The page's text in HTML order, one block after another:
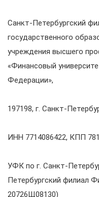
Санкт-Петербургский
государственного
учреждения высшего
«Финансовый
Федерации»,
197198, г. Санкт-
ИНН 7714086422, КПП
УФК по г. Санкт-
Петербургский филиал
20726Щ08130)